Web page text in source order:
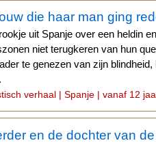
die haar man ging
uit Spanje over een heldin
niet terugkeren van hun
te genezen van zijn
verhaal | Spanje | vanaf 12
en de dochter van